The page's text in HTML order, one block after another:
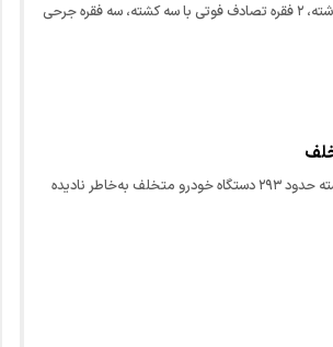
رئیس پلیس راه خراسان رضوی گفت: طی ۲۴ ساعت گذشته، ۲ فقره تصادف فوتی با سه کشته، سه فقره جرحی
رییس پلیس راه خراسان رضوی گفت: در ۲۴ ساعت گذشته حدود ۲۹۳ دستگاه خودرو متخلف به‌خاطر نادیده